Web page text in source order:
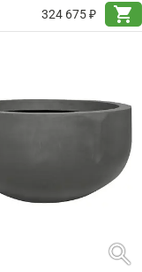
324 675 ₽
shopping_cart
search